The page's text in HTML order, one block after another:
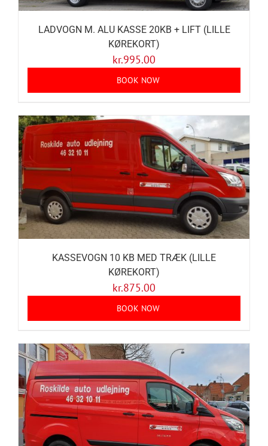
LADVOGN M. ALU KASSE 20KB + LIFT (LILLE
KØREKORT)
kr.995.00
BOOK NOW
KASSEVOGN 10 KB MED TRÆK (LILLE
KØREKORT)
kr.875.00
BOOK NOW